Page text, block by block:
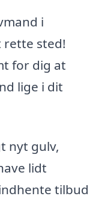
i
rette sted!
for dig at
lige i dit
nyt gulv,
lidt
tilbud